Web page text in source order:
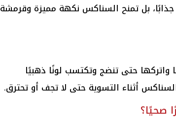
بل تمنح السناكس نكهة مميزة وقرمشة
حتى تنضج وتكتسب لونًا ذهبيًا
أثناء التسوية حتى لا تجف أو تحترق.
صحيًا؟